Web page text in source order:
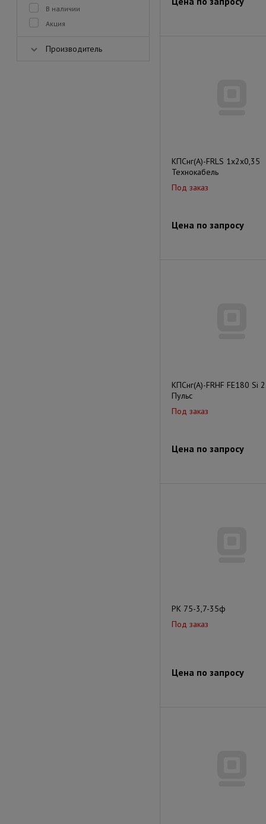
В наличии
Акция
Производитель
КПСнг(А)-FRLS 1х2х0,35
Технокабель
Под заказ
Цена по запросу
КПСнг(А)-FRHF FE180 Si
Пульс
Под заказ
Цена по запросу
РК 75-3,7-35ф
Под заказ
Цена по запросу